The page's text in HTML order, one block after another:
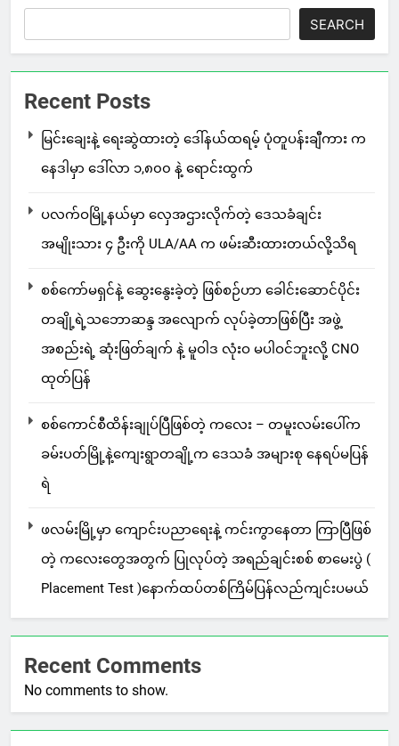
SEARCH
Recent Posts
မြင်းချေးနဲ့ ရေးဆွဲထားတဲ့ ဒေါ်နယ်ထရမ့် ပုံတူပန်းချီကား က
နေဒါမှာ ဒေါ်လာ ၁,၈၀၀ နဲ့ ရောင်းထွက်
ပလက်ဝမြို့နယ်မှာ လှေအဌားလိုက်တဲ့ ဒေသခံချင်း
အမျိုးသား ၄ ဦးကို ULA/AA က ဖမ်းဆီးထားတယ်လို့သိရ
စစ်ကော်မရှင်နဲ့ ဆွေးနွေးခဲ့တဲ့ ဖြစ်စဉ်ဟာ ခေါင်းဆောင်ပိုင်း
တချို့ရဲ့သဘောဆန္ဒ အလျောက် လုပ်ခဲ့တာဖြစ်ပြီး အဖွဲ့
အစည်းရဲ့ ဆုံးဖြတ်ချက် နဲ့ မူဝါဒ လုံးဝ မပါဝင်ဘူးလို့ CNO
ထုတ်ပြန်
စစ်ကောင်စီထိန်းချုပ်ပြီဖြစ်တဲ့ ကလေး – တမူးလမ်းပေါ်က
ခမ်းပတ်မြို့နဲ့ကျေးရွာတချို့က ဒေသခံ အများစု နေရပ်မပြန်
ရဲ
ဖလမ်းမြို့မှာ ကျောင်းပညာရေးနဲ့ ကင်းကွာနေတာ ကြာပြီဖြစ်
တဲ့ ကလေးတွေအတွက် ပြုလုပ်တဲ့ အရည်ချင်းစစ် စာမေးပွဲ (
Placement Test )နောက်ထပ်တစ်ကြိမ်ပြန်လည်ကျင်းပမယ်
Recent Comments
No comments to show.